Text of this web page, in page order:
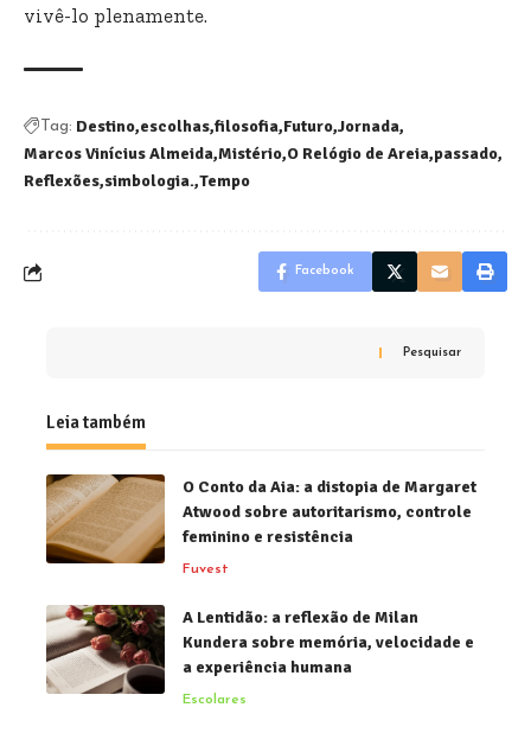
vivê-lo plenamente.
Tag: Destino escolhas filosofia Futuro Jornada
Marcos Vinícius Almeida Mistério O Relógio de Areia passado
Reflexões simbologia. Tempo
Facebook
Pesquisar
Leia também
O Conto da Aia: a distopia de Margaret
Atwood sobre autoritarismo, controle
feminino e resistência
Fuvest
A Lentidão: a reflexão de Milan
Kundera sobre memória, velocidade e
a experiência humana
Escolares